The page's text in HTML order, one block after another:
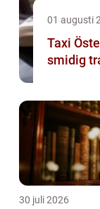
01 augusti
Taxi Östersund så
smidig
30 juli 2026